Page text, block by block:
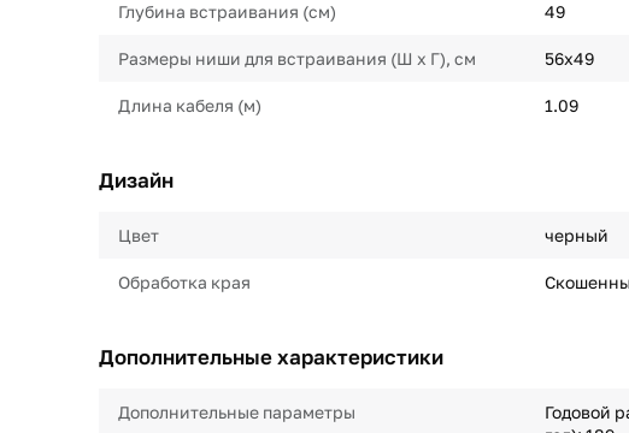
Глубина встраивания (см) 49
Размеры ниши для встраивания (Ш х Г), см 56x49
Длина кабеля (м) 1.09
Дизайн
Цвет черный
Обработка края
Дополнительные характеристики
Дополнительные параметры
Годовой